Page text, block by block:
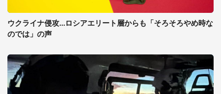
ウクライナ侵攻...ロシアエリート層からも「そろそろやめ時な
のでは」の声